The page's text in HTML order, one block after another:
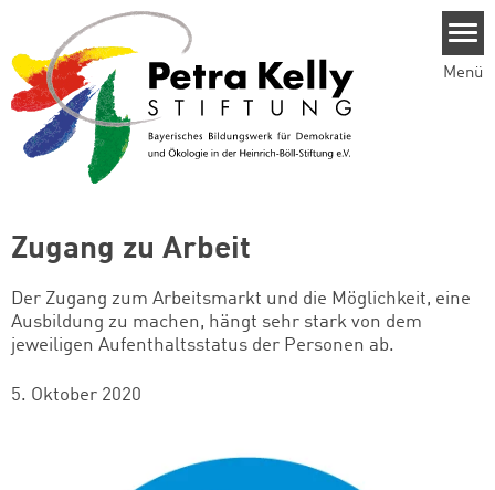
Menü
Zugang zu Arbeit
Der Zugang zum Arbeitsmarkt und die Möglichkeit, eine
Ausbildung zu machen, hängt sehr stark von dem
jeweiligen Aufenthaltsstatus der Personen ab.
5. Oktober 2020